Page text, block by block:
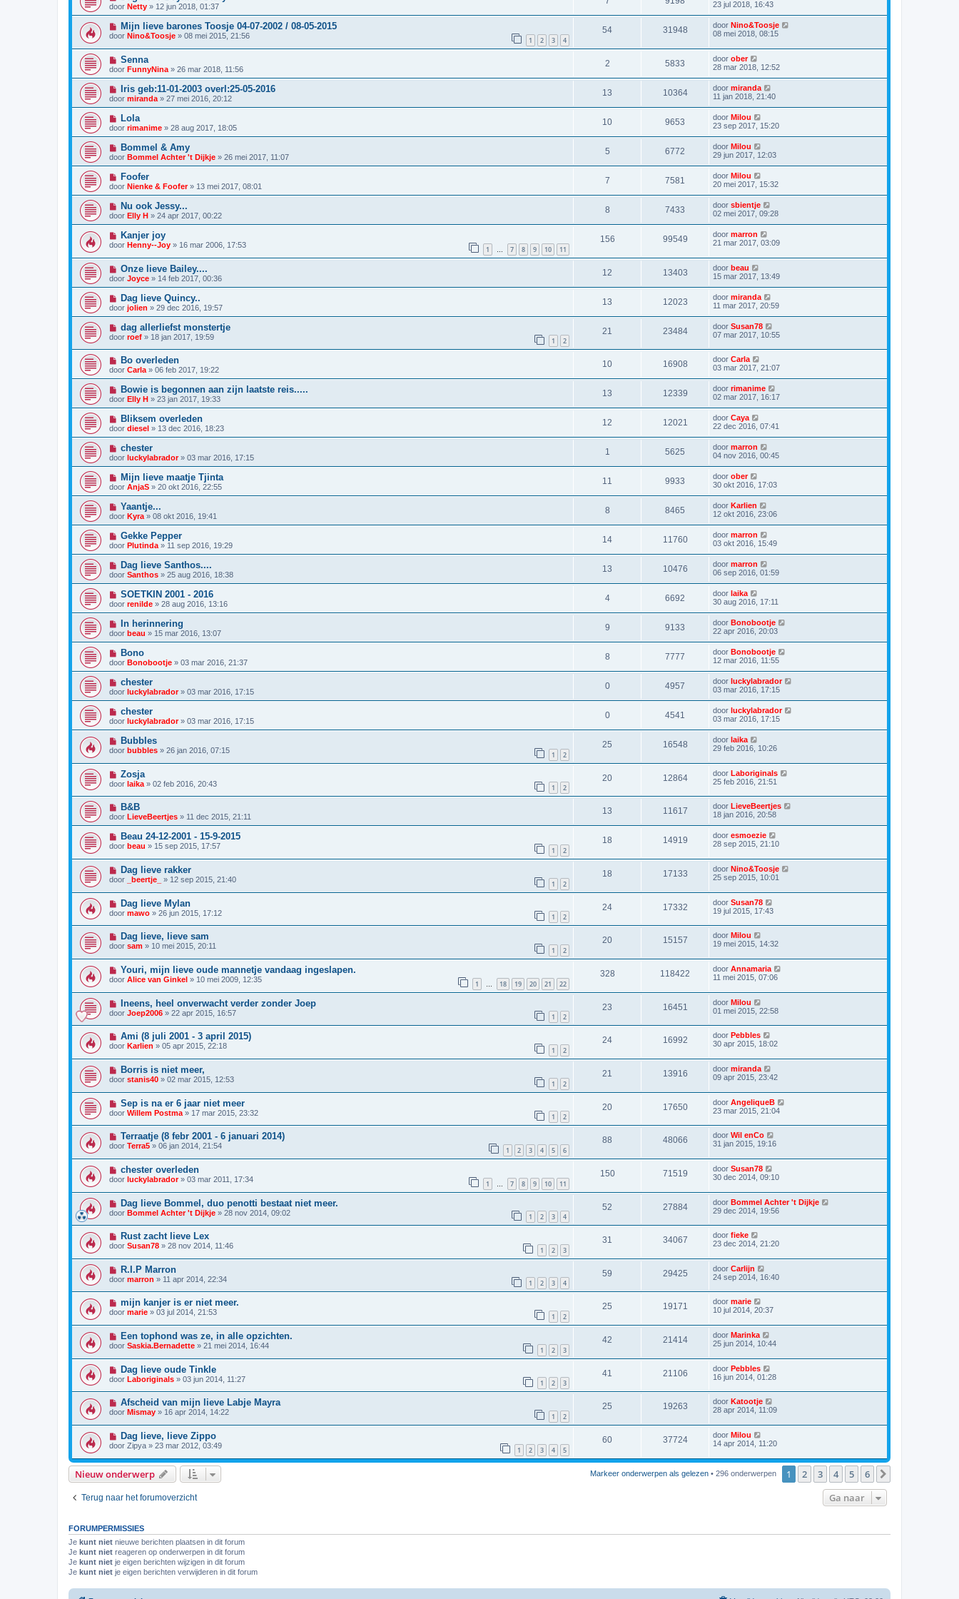
door Netty » 12 jun 2018, 01:37
23 jul 2018, 16:43
Mijn lieve barones Toosje 04-07-2002 / 08-05-2015
door Nino&Toosje » 08 mei 2015, 21:56 1 2 3 4
54 31948 door Nino&Toosje
08 mei 2018, 08:15
Senna
door FunnyNina » 26 mar 2018, 11:56
2 5833 door ober
28 mar 2018, 12:52
Iris geb:11-01-2003 overl:25-05-2016
door miranda » 27 mei 2016, 20:12
13 10364 door miranda
11 jan 2018, 21:40
Lola
door rimanime » 28 aug 2017, 18:05
10 9653 door Milou
23 sep 2017, 15:20
Bommel & Amy
door Bommel Achter 't Dijkje » 26 mei 2017, 11:07
5 6772 door Milou
29 jun 2017, 12:03
Foofer
door Nienke & Foofer» 13 mei 2017, 08:01
7 7581 door Milou
20 mei 2017, 15:32
Nu ook Jessy...
door Elly H » 24 apr 2017, 00:22
8 7433 door sbientje
02 mei 2017, 09:28
Kanjer joy
door Henny--Joy » 16 mar 2006, 17:53 1 … 7 8 9 10 11
156 99549 door marron
21 mar 2017, 03:09
Onze lieve Bailey....
door Joyce » 14 feb 2017, 00:36
12 13403 door beau
15 mar 2017, 13:49
Dag lieve Quincy..
door jolien » 29 dec 2016, 19:57
13 12023 door miranda
11 mar 2017, 20:59
dag allerliefst monstertje
door roef » 18 jan 2017, 19:59 1 2
21 23484 door Susan78
07 mar 2017, 10:55
Bo overleden
door Carla » 06 feb 2017, 19:22
10 16908 door Carla
03 mar 2017, 21:07
Bowie is begonnen aan zijn laatste reis.....
door Elly H » 23 jan 2017, 19:33
13 12339 door rimanime
02 mar 2017, 16:17
Bliksem overleden
door diesel » 13 dec 2016, 18:23
12 12021 door Caya
22 dec 2016, 07:41
chester
door luckylabrador» 03 mar 2016, 17:15
1 5625 door marron
04 nov 2016, 00:45
Mijn lieve maatje Tjinta
door AnjaS » 20 okt 2016, 22:55
11 9933 door ober
30 okt 2016, 17:03
Yaantje...
door Kyra » 08 okt 2016, 19:41
8 8465 door Karlien
12 okt 2016, 23:06
Gekke Pepper
door Plutinda » 11 sep 2016, 19:29
14 11760 door marron
03 okt 2016, 15:49
Dag lieve Santhos....
door Santhos » 25 aug 2016, 18:38
13 10476 door marron
06 sep 2016, 01:59
SOETKIN 2001 - 2016
door renilde » 28 aug 2016, 13:16
4 6692 door laika
30 aug 2016, 17:11
In herinnering
door beau » 15 mar 2016, 13:07
9 9133 door Bonobootje
22 apr 2016, 20:03
Bono
door Bonobootje » 03 mar 2016, 21:37
8 7777 door Bonobootje
12 mar 2016, 11:55
chester
door luckylabrador» 03 mar 2016, 17:15
0 4957 door luckylabrador
03 mar 2016, 17:15
chester
door luckylabrador» 03 mar 2016, 17:15
0 4541 door luckylabrador
03 mar 2016, 17:15
Bubbles
door bubbles » 26 jan 2016, 07:15 1 2
25 16548 door laika
29 feb 2016, 10:26
Zosja
door laika » 02 feb 2016, 20:43 1 2
20 12864 door Laboriginals
25 feb 2016, 21:51
B&B
door LieveBeertjes » 11 dec 2015, 21:11
13 11617 door LieveBeertjes
18 jan 2016, 20:58
Beau 24-12-2001 - 15-9-2015
door beau » 15 sep 2015, 17:57 1 2
18 14919 door esmoezie
28 sep 2015, 21:10
Dag lieve rakker
door _beertje_ » 12 sep 2015, 21:40 1 2
18 17133 door Nino&Toosje
25 sep 2015, 10:01
Dag lieve Mylan
door mawo » 26 jun 2015, 17:12 1 2
24 17332 door Susan78
19 jul 2015, 17:43
Dag lieve, lieve sam
door sam » 10 mei 2015, 20:11 1 2
20 15157 door Milou
19 mei 2015, 14:32
Youri, mijn lieve oude mannetje vandaag ingeslapen.
door Alice van Ginkel » 10 mei 2009, 12:35 1 … 18 19 20 21 22
328 118422 door Annamaria
11 mei 2015, 07:06
Ineens, heel onverwacht verder zonder Joep
door Joep2006 » 22 apr 2015, 16:57 1 2
23 16451 door Milou
01 mei 2015, 22:58
Ami (8 juli 2001 - 3 april 2015)
door Karlien » 05 apr 2015, 22:18 1 2
24 16992 door Pebbles
30 apr 2015, 18:02
Borris is niet meer,
door stanis40 » 02 mar 2015, 12:53 1 2
21 13916 door miranda
09 apr 2015, 23:42
Sep is na er 6 jaar niet meer
door Willem Postma » 17 mar 2015, 23:32 1 2
20 17650 door AngeliqueB
23 mar 2015, 21:04
Terraatje (8 febr 2001 - 6 januari 2014)
door Terra5 » 06 jan 2014, 21:54 1 2 3 4 5 6
88 48066 door Wil enCo
31 jan 2015, 19:16
chester overleden
door luckylabrador» 03 mar 2011, 17:34 1 7 8 9 10 11
150 71519 door Susan78
30 dec 2014, 09:10
Dag lieve Bommel, duo penotti bestaat niet meer.
door Bommel Achter 't Dijkje » 28 nov 2014, 09:02 1 2 3 4
52 27884 door Bommel Achter 't Dijkje
29 dec 2014, 19:56
Rust zacht lieve Lex
door Susan78 » 28 nov 2014, 11:46 1 2 3
31 34067 door fieke
23 dec 2014, 21:20
R.I.P Marron
door marron » 11 apr 2014, 22:34 1 2 3 4
59 29425 door Carlijn
24 sep 2014, 16:40
mijn kanjer is er niet meer.
door marie » 03 jul 2014, 21:53 1 2
25 19171 door marie
10 jul 2014, 20:37
Een tophond was ze, in alle opzichten.
door Saskia.Bernadette » 21 mei 2014, 16:44 1 2 3
42 21414 door Marinka
25 jun 2014, 10:44
Dag lieve oude Tinkle
door Laboriginals » 03 jun 2014, 11:27 1 2 3
41 21106 door Pebbles
16 jun 2014, 01:28
Afscheid van mijn lieve Labje Mayra
door Mismay » 16 apr 2014, 14:22 1 2
25 19263 door Katootje
28 apr 2014, 11:09
Dag lieve, lieve Zippo
door Zipya » 23 mar 2012, 03:49 1 2 3 4 5
60 37724 door Milou
14 apr 2014, 11:20
Nieuw onderwerp Markeer onderwerpen als gelezen • 296 onderwerpen 1 2 3 4 5 6
Terug naar het forumoverzicht Ga naar
FORUMPERMISSIES
Je kunt niet nieuwe berichten plaatsen in dit forum
Je kunt niet reageren op onderwerpen in dit forum
Je kunt niet je eigen berichten wijzigen in dit forum
Je kunt niet je eigen berichten verwijderen in dit forum